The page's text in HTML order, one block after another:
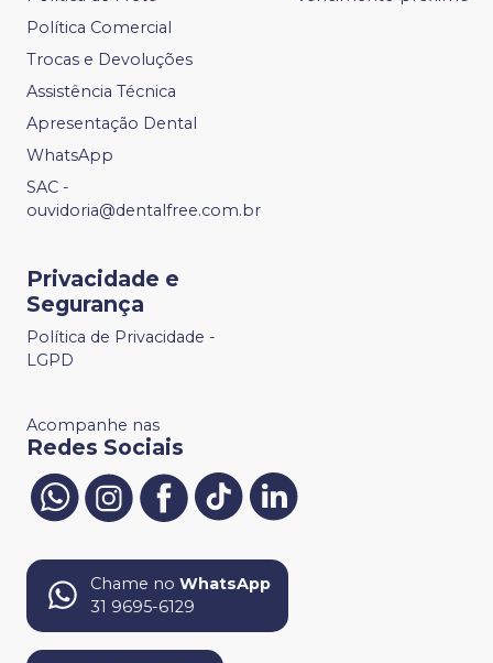
Política Comercial
Trocas e Devoluções
Assistência Técnica
Apresentação Dental
WhatsApp
SAC -
ouvidoria@dentalfree.com.br
Privacidade e
Segurança
Política de Privacidade -
LGPD
Acompanhe nas
Redes Sociais
Chame no WhatsApp
31 9695-6129